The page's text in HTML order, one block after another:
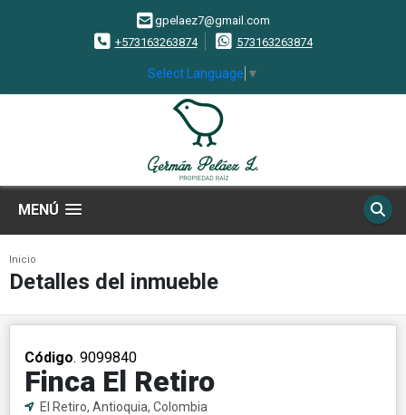
gpelaez7@gmail.com
+573163263874
573163263874
Select Language ▼
MENÚ
Inicio
Detalles del inmueble
Código. 9099840
Finca El Retiro
El Retiro, Antioquia, Colombia